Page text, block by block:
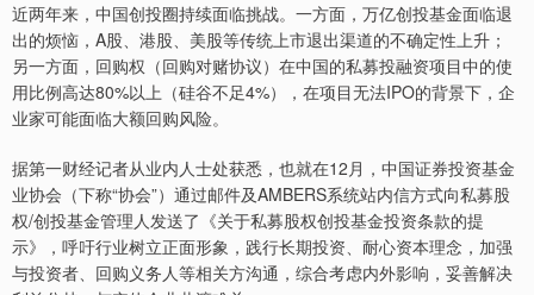
近两年来，中国创投圈持续面临挑战。一方面，万亿创投基金面临退
出的烦恼，A股、港股、美股等传统上市退出渠道的不确定性上升；
另一方面，回购权（回购对赌协议）在中国的私募投融资项目中的使
用比例高达80%以上（硅谷不足4%），在项目无法IPO的背景下，企
业家可能面临大额回购风险。
据第一财经记者从业内人士处获悉，也就在12月，中国证券投资基金
业协会（下称“协会”）通过邮件及AMBERS系统站内信方式向私募股
权/创投基金管理人发送了《关于私募股权创投基金投资条款的提
示》，呼吁行业树立正面形象，践行长期投资、耐心资本理念，加强
与投资者、回购义务人等相关方沟通，综合考虑内外影响，妥善解决